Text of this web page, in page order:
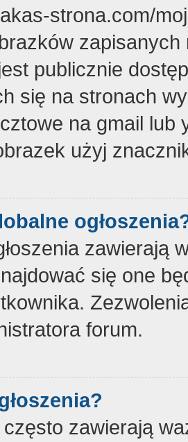
strona.com/
publicznie
się na stronach
na gmail lub
użyj
zawierają
się one
forum.
często zawierają